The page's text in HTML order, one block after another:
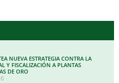
NUEVA ESTRATEGIA CONTRA LA
Y FISCALIZACIÓN A PLANTAS
DE ORO